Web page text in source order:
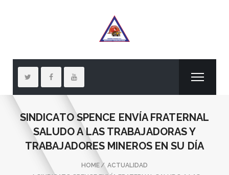
SINDICATO SPENCE ENVÍA FRATERNAL
SALUDO A LAS TRABAJADORAS Y
TRABAJADORES MINEROS EN SU DÍA
HOME
ACTUALIDAD